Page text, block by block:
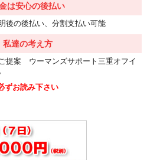
は安心の後払い
後の後払い、分割支払い可能
私達の考え方
提案 ウーマンズサポート三重オフイ
ずお読み下さい